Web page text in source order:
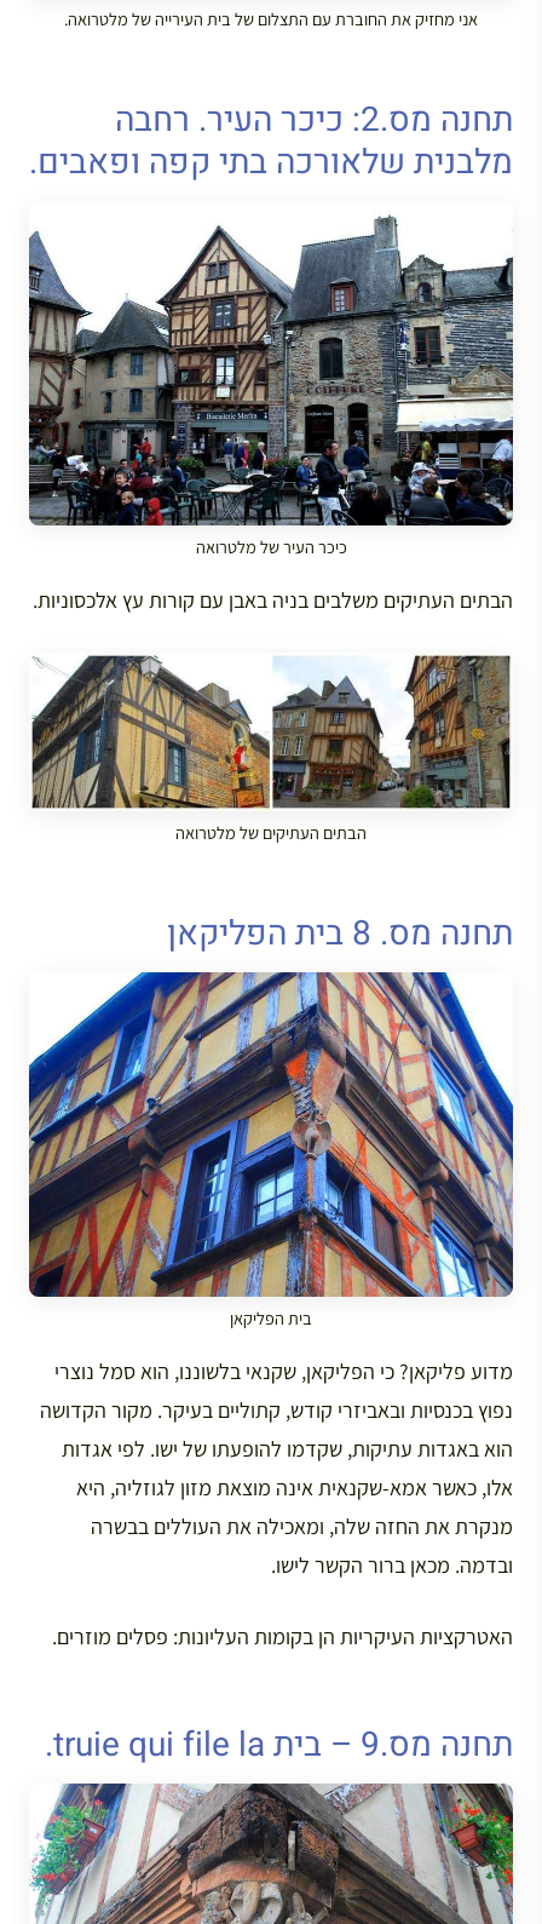
אני מחזיק את החוברת עם התצלום של בית העירייה של מלטרואה.
תחנה מס.2: כיכר העיר. רחבה
מלבנית שלאורכה בתי קפה ופאבים.
כיכר העיר של מלטרואה
הבתים העתיקים משלבים בניה באבן עם קורות עץ אלכסוניות.
הבתים העתיקים של מלטרואה
תחנה מס. 8 בית הפליקאן
בית הפליקאן
מדוע פליקאן? כי הפליקאן, שקנאי בלשוננו, הוא סמל נוצרי
נפוץ בכנסיות ובאביזרי קודש, קתוליים בעיקר. מקור הקדושה
הוא באגדות עתיקות, שקדמו להופעתו של ישו. לפי אגדות
אלו, כאשר אמא-שקנאית אינה מוצאת מזון לגוזליה, היא
מנקרת את החזה שלה, ומאכילה את העוללים בבשרה
ובדמה. מכאן ברור הקשר לישו.
האטרקציות העיקריות הן בקומות העליונות: פסלים מוזרים.
תחנה מס.9 – בית truie qui file la.